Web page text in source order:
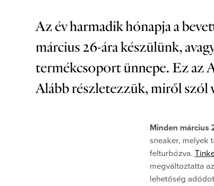
Az év harmadik hónapja a
március 26-ára készülünk,
termékcsoport ünnepe. Ez az
Alább részletezzük, miről szól
Minden március
sneaker, melyek
felturbózva.
megváltoztatta
lehetőség